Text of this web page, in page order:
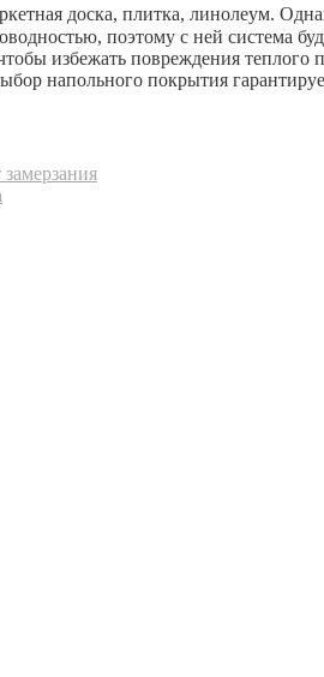
доска, плитка, линолеум.
поэтому с ней система
избежать повреждения
напольного покрытия